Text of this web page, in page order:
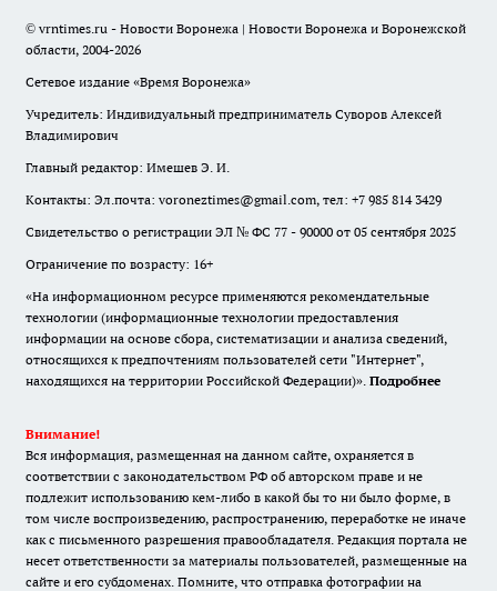
© vrntimes.ru - Новости Воронежа | Новости Воронежа и Воронежской
области, 2004-2026
Сетевое издание «Время Воронежа»
Учредитель: Индивидуальный предприниматель Суворов Алексей
Владимирович
Главный редактор: Имешев Э. И.
Контакты: Эл.почта: voroneztimes@gmail.com, тел: +7 985 814 3429
Свидетельство о регистрации ЭЛ № ФС 77 - 90000 от 05 сентября 2025
Ограничение по возрасту: 16+
«На информационном ресурсе применяются рекомендательные
технологии (информационные технологии предоставления
информации на основе сбора, систематизации и анализа сведений,
относящихся к предпочтениям пользователей сети "Интернет",
находящихся на территории Российской Федерации)». Подробнее
Внимание!
Вся информация, размещенная на данном сайте, охраняется в
соответствии с законодательством РФ об авторском праве и не
подлежит использованию кем-либо в какой бы то ни было форме, в
том числе воспроизведению, распространению, переработке не иначе
как с письменного разрешения правообладателя. Редакция портала не
несет ответственности за материалы пользователей, размещенные на
сайте и его субдоменах. Помните, что отправка фотографии на